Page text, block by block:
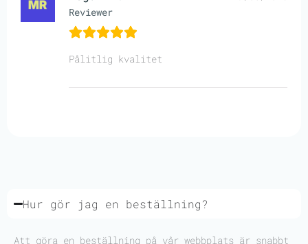
Reviewer
Pålitlig kvalitet
Hur gör jag en beställning?
Att göra en beställning på vår webbplats är snabbt